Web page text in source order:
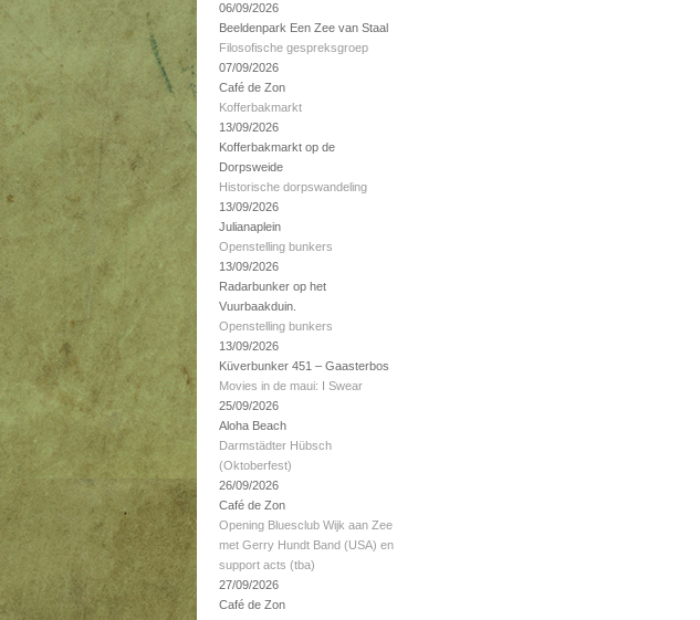
06/09/2026
Beeldenpark Een Zee van Staal
Filosofische gespreksgroep
07/09/2026
Café de Zon
Kofferbakmarkt
13/09/2026
Kofferbakmarkt op de
Dorpsweide
Historische dorpswandeling
13/09/2026
Julianaplein
Openstelling bunkers
13/09/2026
Radarbunker op het
Vuurbaakduin.
Openstelling bunkers
13/09/2026
Küverbunker 451 – Gaasterbos
Movies in de maui: I Swear
25/09/2026
Aloha Beach
Darmstädter Hübsch
(Oktoberfest)
26/09/2026
Café de Zon
Opening Bluesclub Wijk aan Zee
met Gerry Hundt Band (USA) en
support acts (tba)
27/09/2026
Café de Zon